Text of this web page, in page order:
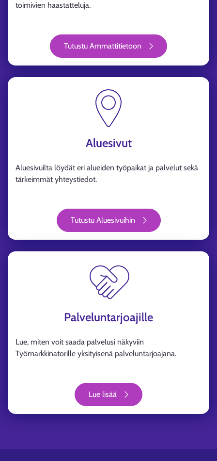
toimivien haastatteluja.
Tutustu Ammattitietoon
Aluesivut
Aluesivuilta löydät eri alueiden työpaikat ja palvelut sekä
tärkeimmät yhteystiedot.
Tutustu Aluesivuihin
Palveluntarjoajille
Lue, miten voit saada palvelusi näkyviin
Työmarkkinatorille yksityisenä palveluntarjoajana.
Lue lisää